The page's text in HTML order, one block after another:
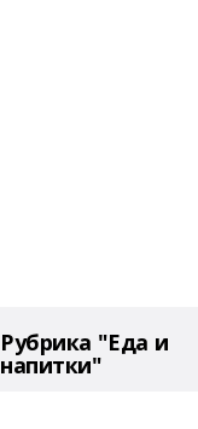
Рубрика "Еда и
напитки"